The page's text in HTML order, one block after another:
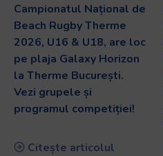
Campionatul Național de
Beach Rugby Therme
2026, U16 & U18, are loc
pe plaja Galaxy Horizon
la Therme București.
Vezi grupele și
programul competiției!
Citește articolul